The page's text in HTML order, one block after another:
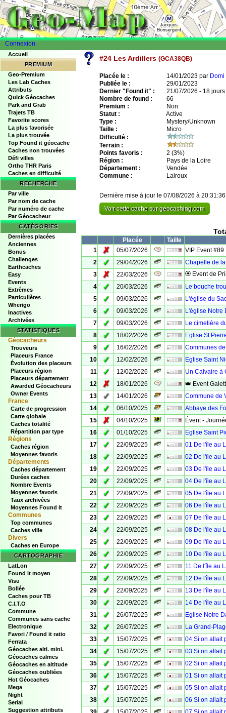
Connexion
Accueil
PREMIUM
Geo-Premium
Les Lab Caches
Attributs
Quick Géocaches
Park and Grab
Trajets TB
Favorite scores
La plus favorisée
La plus trouvée
Top Found it géocache
Caches non trouvées
Défi villes
Ortho THR Paris
Caches en difficulté
RECHERCHE
Par ville
Par nom de cache
Par numéro de cache
Par Géocacheur
CATÉGORIES
Dernières placées
Anciennes
Bonus
Challenges
Earthcaches
Easy
Events
Extrêmes
Particulières
Wherigo
Inactives
Archivées
STATISTIQUES
Géocacheurs
Trouveurs
Placeurs France
Évolution des placeurs
Placeurs région
Placeurs département
Awarded Géocacheurs
Owner Events
France
Carte de progression
Carte globale
Caches totalité
Répartition par type
Régions
Caches région
Moyennes favoris
Départements
Caches département
Durées caches
Nombre Events
Moyennes favoris
Taux archivées
Moyennes Found It
Communes
Top communes
Caches ville
Divers
Caches en Europe
CARTOGRAPHIE
LatLon
Found it moyen
Visu
Bollée
Caches pour TB
C.I.T.O
Commune
Communes sans cache
Electronique
Favori / Found it ratio
Ferrata
Géocaches alti. mini.
Géocaches calmes
Géocaches en altitude
Géocaches oubliées
Hot Géocaches
Mega
Night
Serial
Suggestion attributs
#24 Les Ardillers (GCA38QB)
Placée le : 14/01/2023 par Domi
Publiée le :
29/01/2023
Dernier "Found it" :
21/07/2026 - 18 jours
Nombre de found :
66
Premium :
Non
Statut :
Active
Type :
Mystery/Unknown
Taille :
Micro
Difficulté :
Terrain :
Points favoris :
2 (3%)
Région :
Pays de la Loire
Département :
Vendée
Commune :
Lairoux
Dernière mise à jour le 07/08/2026 à 20:31:36
Voir cette cache sur geocaching.com
Placée
Taille
1
✗ 05/07/2026
VIP Event #89
2
✓ 29/04/2026
Chapelle de
3
✗ 22/03/2026
🏵 Event de
4
✓ 20/03/2026
Le bouche
5
✓ 09/03/2026
L'église du
6
✓ 09/03/2026
L'église Notre
7
✓ 09/03/2026
Le cimetière
8
✓ 18/02/2026
Eglise St
9
✓ 16/02/2026
Communes
10
✓ 12/02/2026
Eglise Saint
11
✓ 12/02/2026
Un Calvaire à
12
✗ 18/01/2026
👑 Event
13
✓ 14/01/2026
Commune de
14
✓ 06/10/2025
Abbaye des
15
✗ 04/10/2025
Évent -
16
✓ 01/10/2025
Eglise Saint
17
✓ 22/09/2025
01 De l'île au
18
✓ 22/09/2025
02 De l'île au
19
✓ 22/09/2025
03 De l'île au
20
✓ 22/09/2025
04 De l'île au
21
✓ 22/09/2025
05 De l'île au
22
✓ 22/09/2025
06 De l'île au
23
✓ 22/09/2025
07 De l'île au
24
✓ 22/09/2025
08 De l'île au
25
✓ 22/09/2025
09 De l'île au
26
✓ 22/09/2025
10 De l'île au
27
✓ 22/09/2025
11 De l'île au
28
✓ 22/09/2025
12 De l'île au
29
✓ 22/09/2025
13 De l'île au
30
✓ 22/09/2025
14 De l'île au
31
✓ 26/07/2025
Eglise Notre
32
✓ 26/07/2025
La Grand-
33
✓ 15/07/2025
04 Si on allait
34
✓ 15/07/2025
03 Si on allait
35
✓ 15/07/2025
02 Si on allait
36
✓ 15/07/2025
01 Si on allait
37
✓ 15/07/2025
05 Si on allait
38
✓ 15/07/2025
06 Si on allait